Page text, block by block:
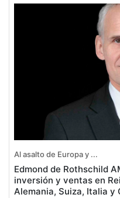
Al asalto de Europa y ...
Edmond de Rothschild
inversión y ventas en
Alemania, Suiza, Italia y